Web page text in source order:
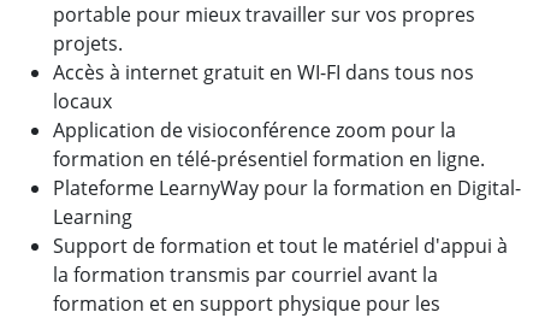
portable pour mieux travailler sur vos propres
projets.
Accès à internet gratuit en WI-FI dans tous nos
locaux
Application de visioconférence zoom pour la
formation en télé-présentiel formation en ligne.
Plateforme LearnyWay pour la formation en Digital-
Learning
Support de formation et tout le matériel d'appui à
la formation transmis par courriel avant la
formation et en support physique pour les